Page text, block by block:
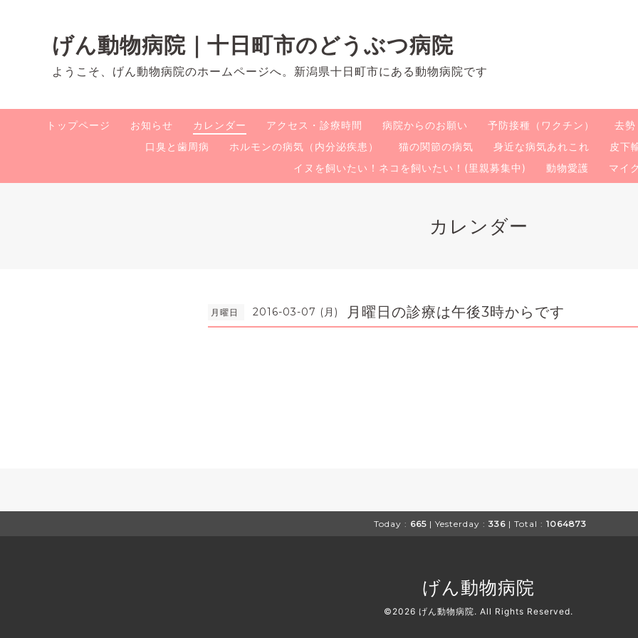
げん動物病院｜十日町市のどうぶつ病院
ようこそ、げん動物病院のホームページへ。新潟県十日町市にある動物病院です
トップページ お知らせ カレンダー アクセス・診療時間 病院からのお願い 予防接種（ワクチン） 去勢
口臭と歯周病
ホルモンの病気（内分泌疾患） 猫の関節の病気 身近な病気あれこれ 皮下
イヌを飼いたい！ネコを飼いたい！(里親募集中)
動物愛護 マイ
カレンダー
月曜日 2016-03-07 (月) 月曜日の診療は午後3時からです
Today : 665 | Yesterday : 336 | Total : 1064873
げん動物病院
©2026 げん動物病院. All Rights Reserved.